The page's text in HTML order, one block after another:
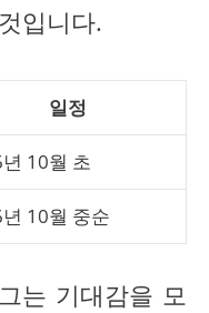
입니다.
일정
10월 초
10월 중순
는 기대감을 모